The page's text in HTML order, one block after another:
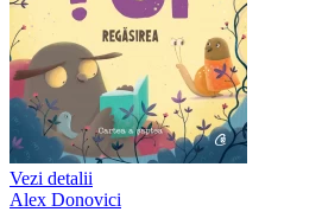
Vezi detalii
Alex Donovici